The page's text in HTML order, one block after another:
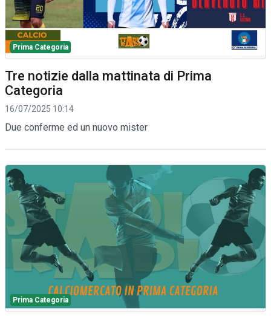
Prima Categoria
Tre notizie dalla mattinata di Prima
Categoria
16/07/2025 10:14
Due conferme ed un nuovo mister
Prima Categoria